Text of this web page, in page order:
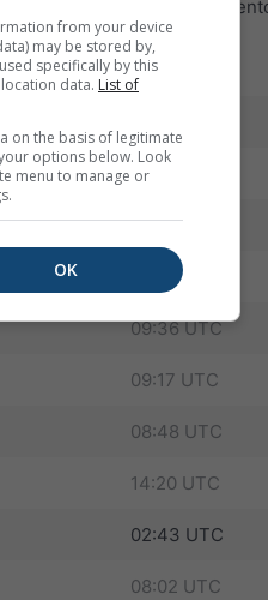
previsão do
05:57 UTC
04:39 UTC
09:41 UTC
08:44 UTC
09:36 UTC
09:17 UTC
08:48 UTC
14:20 UTC
02:43 UTC
08:02 UTC
from your device
may be stored by,
specifically by this
data. List of
on the basis of legitimate
options below. Look
menu to manage or
OK